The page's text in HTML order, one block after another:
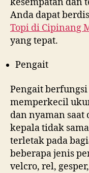
Anda dapat
Topi di Cipinang
yang tepat.
Pengait
Pengait
memperkecil
dan nyaman
kepala tidak
terletak pada
beberapa jenis
velcro, rel,